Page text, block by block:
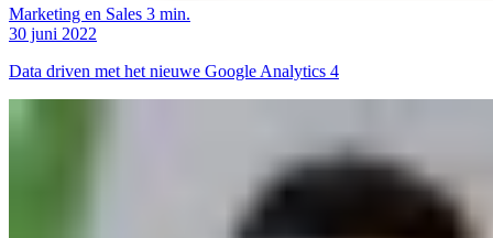
Marketing en Sales 3 min.
30 juni 2022
Data driven met het nieuwe Google Analytics 4